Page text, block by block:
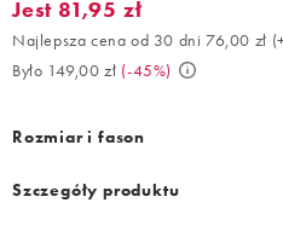
Jest 81,95 zł. Najlepsza cena
Jest 81,95 zł
Najlepsza cena od 30 dni 76,00 zł (
Było 149,00 zł (-45%)
Rozmiar i fason
Szczegóły produktu